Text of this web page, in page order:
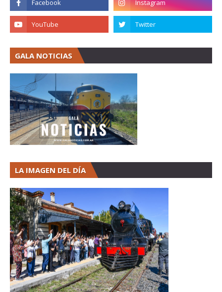
GALA NOTICIAS
LA IMAGEN DEL DÍA